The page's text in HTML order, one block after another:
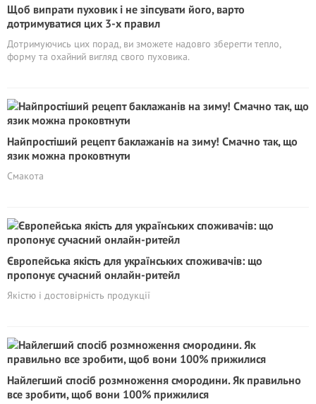
Щоб випрати пуховик і не зіпсувати його, варто
дотримуватися цих 3-х правил
Дотримуючись цих порад, ви зможете надовго зберегти тепло,
форму та охайний вигляд свого пуховика.
Найпростіший рецепт баклажанів на зиму! Смачно так, що
язик можна проковтнути
Смакота
Європейська якість для українських споживачів: що
пропонує сучасний онлайн-ритейл
Якістю і достовірність продукції
Найлегший спосіб розмноження смородини. Як правильно
все зробити, щоб вони 100% прижилися